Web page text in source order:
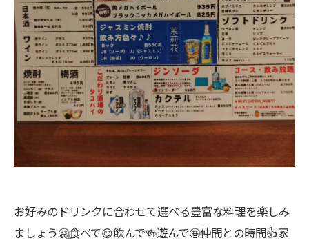
お好みのドリンクに合わせて選べる豊富な料理を楽しみ
ましょう🤗食べて😋飲んで🍻遊んで🤩仲間との時間👍家